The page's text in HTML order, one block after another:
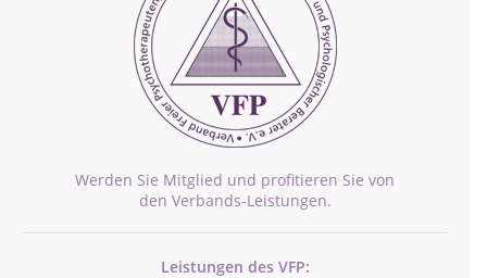
Werden Sie Mitglied und profitieren Sie von
den Verbands-Leistungen.
Leistungen des VFP: